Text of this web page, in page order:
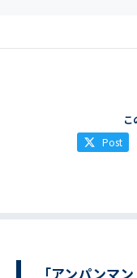
こ
Post
「アンパンマ